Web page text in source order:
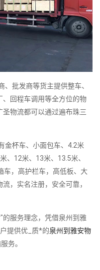
批发商等货主提供整车、
回程车调用等全方位的物
物流都可以通过遍布珠三
金杯车、小面包车、4.2米
、12米、13米、13.5米、
，高护栏车，高低板、大
，实名注册，安全可靠，
服务理念，凭借泉州到雅
提供优_质*的泉州到雅安物
务。